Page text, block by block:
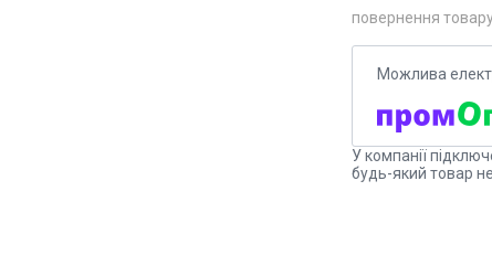
повернення
У компанії
будь-який товар